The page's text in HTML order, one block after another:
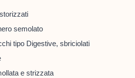
semolato
tipo Digestive, sbriciolati
e strizzata